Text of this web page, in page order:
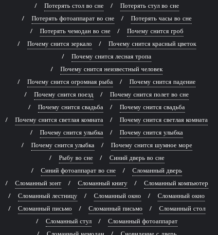
Потерять стол во сне
Потерять стул во сне
Потерять фотоаппарат во сне
Потерять часы во сне
Потерять чемодан во сне
Почему снится гроб
Почему снится зеркало
Почему снится красный цветок
Почему снится лесная тропа
Почему снится неизвестный человек
Почему снится огромная рыба
Почему снится падение
Почему снится поезд
Почему снится полет во сне
Почему снится свадьба
Почему снится свадьба
Почему снится светлая комната
Почему снится светлая комната
Почему снится улыбка
Почему снится улыбка
Почему снится улыбка
Почему снится шумное море
Рыбу во сне
Синий дверь во сне
Синий фотоаппарат во сне
Сломанный дверь
Сломанный зонт
Сломанный книгу
Сломанный компьютер
Сломанный лестницу
Сломанный окно
Сломанный окно
Сломанный письмо
Сломанный письмо
Сломанный стол
Сломанный стул
Сломанный фотоаппарат